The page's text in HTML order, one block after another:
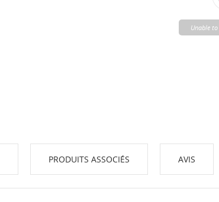
Unable to
PRODUITS ASSOCIÉS AVIS